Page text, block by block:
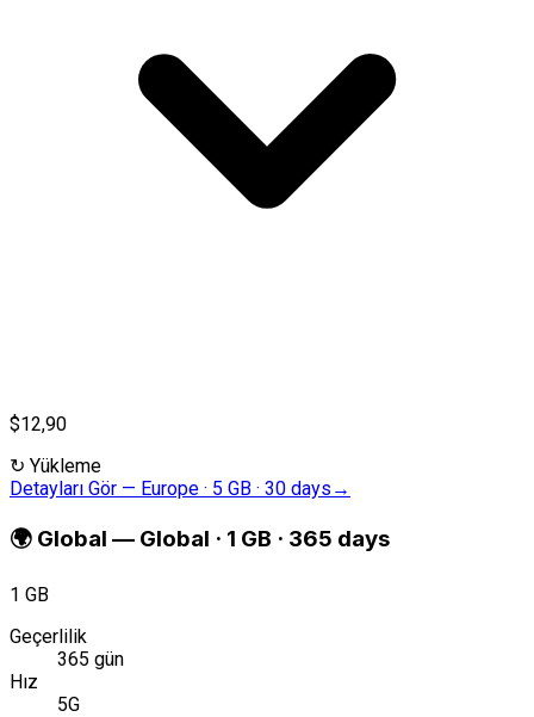
$12,90
↻ Yükleme
Detayları Gör — Europe · 5 GB · 30 days →
🌍 Global — Global · 1 GB · 365 days
1 GB
Geçerlilik
365 gün
Hız
5G